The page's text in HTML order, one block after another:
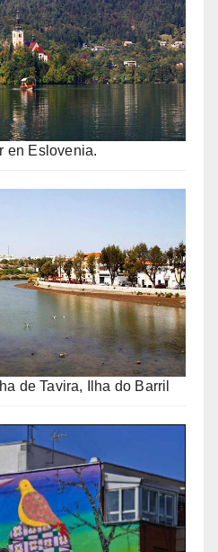
en Eslovenia.
de Tavira, Ilha do Barril